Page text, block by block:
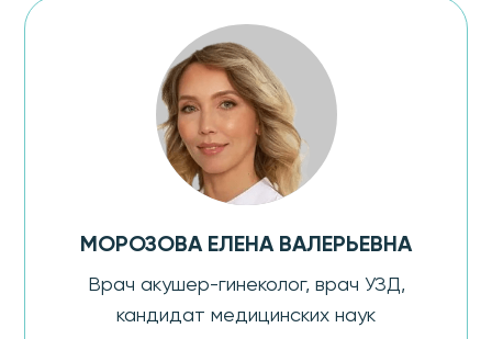
МОРОЗОВА ЕЛЕНА ВАЛЕРЬЕВНА
Врач акушер-гинеколог, врач УЗД,
кандидат медицинских наук